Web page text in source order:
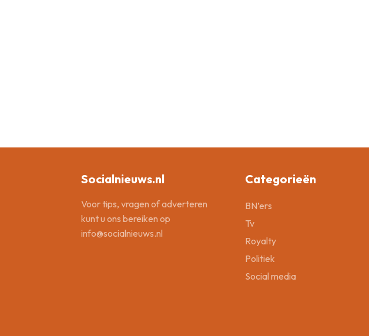
Socialnieuws.nl
Voor tips, vragen of adverteren
kunt u ons bereiken op
info@socialnieuws.nl
Categorieën
BN’ers
Tv
Royalty
Politiek
Social media